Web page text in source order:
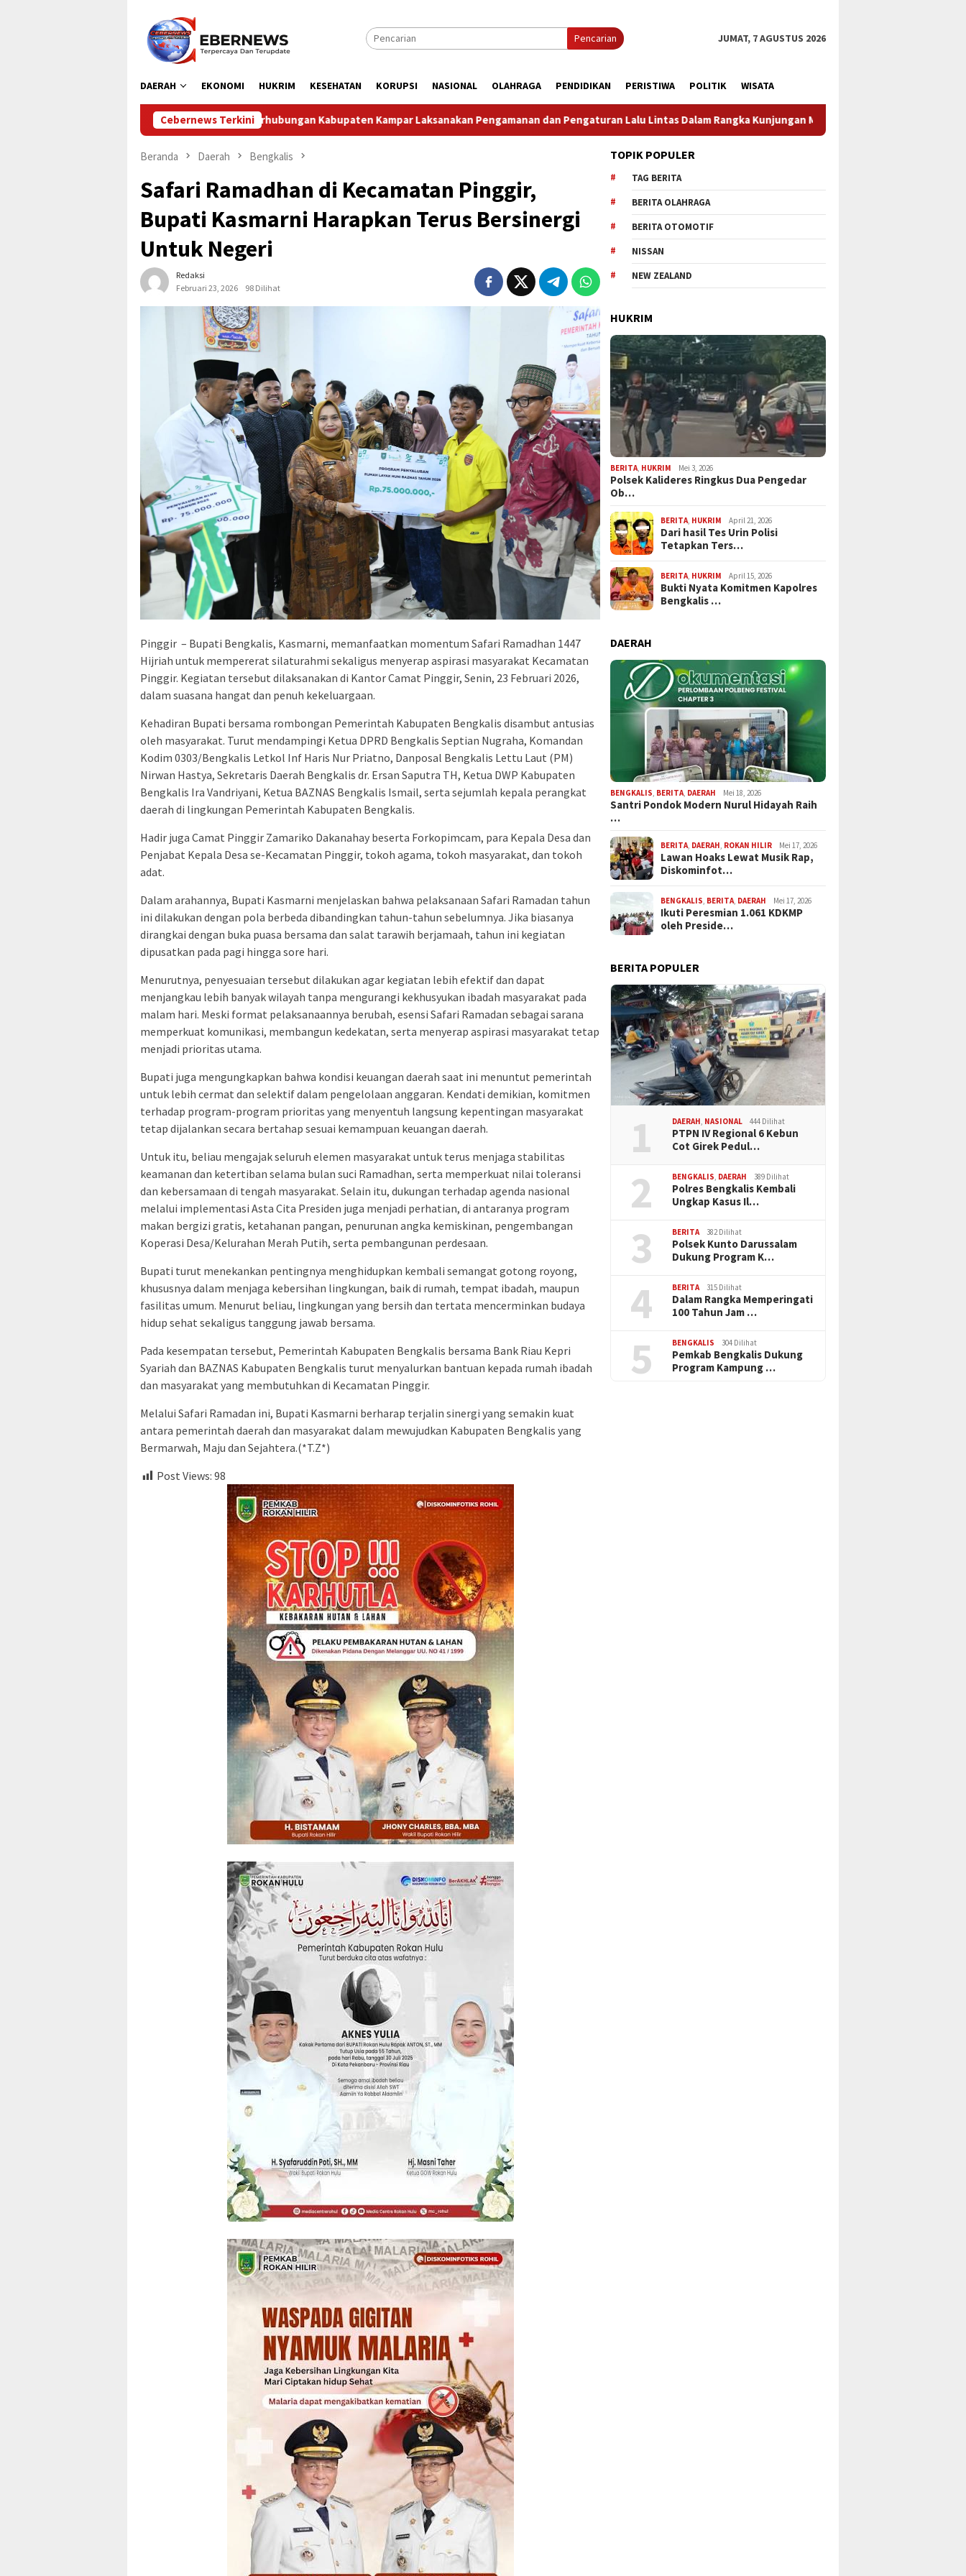
konten
Pencarian JUMAT, 7 AGUSTUS 2026
DAERAH EKONOMI HUKRIM KESEHATAN KORUPSI NASIONAL OLAHRAGA PENDIDIKAN PERISTIWA POLITIK WISATA
Cebernews Terkini
Dinas Perhubungan Kabupaten Kampar Laksanakan Pengamanan dan Pengaturan Lalu Lintas Dalam Rangka Kunjungan Menteri Pertahanan RI
Beranda Daerah Bengkalis
Safari Ramadhan di Kecamatan Pinggir,
Bupati Kasmarni Harapkan Terus Bersinergi
Untuk Negeri
Redaksi
Februari 23, 2026
98 Dilihat
Pinggir – Bupati Bengkalis, Kasmarni, memanfaatkan momentum Safari Ramadhan 1447
Hijriah untuk mempererat silaturahmi sekaligus menyerap aspirasi masyarakat Kecamatan
Pinggir. Kegiatan tersebut dilaksanakan di Kantor Camat Pinggir, Senin, 23 Februari 2026,
dalam suasana hangat dan penuh kekeluargaan.
Kehadiran Bupati bersama rombongan Pemerintah Kabupaten Bengkalis disambut antusias
oleh masyarakat. Turut mendampingi Ketua DPRD Bengkalis Septian Nugraha, Komandan
Kodim 0303/Bengkalis Letkol Inf Haris Nur Priatno, Danposal Bengkalis Lettu Laut (PM)
Nirwan Hastya, Sekretaris Daerah Bengkalis dr. Ersan Saputra TH, Ketua DWP Kabupaten
Bengkalis Ira Vandriyani, Ketua BAZNAS Bengkalis Ismail, serta sejumlah kepala perangkat
daerah di lingkungan Pemerintah Kabupaten Bengkalis.
Hadir juga Camat Pinggir Zamariko Dakanahay beserta Forkopimcam, para Kepala Desa dan
Penjabat Kepala Desa se-Kecamatan Pinggir, tokoh agama, tokoh masyarakat, dan tokoh
adat.
Dalam arahannya, Bupati Kasmarni menjelaskan bahwa pelaksanaan Safari Ramadan tahun
ini dilakukan dengan pola berbeda dibandingkan tahun-tahun sebelumnya. Jika biasanya
dirangkai dengan buka puasa bersama dan salat tarawih berjamaah, tahun ini kegiatan
dipusatkan pada pagi hingga sore hari.
Menurutnya, penyesuaian tersebut dilakukan agar kegiatan lebih efektif dan dapat
menjangkau lebih banyak wilayah tanpa mengurangi kekhusyukan ibadah masyarakat pada
malam hari. Meski format pelaksanaannya berubah, esensi Safari Ramadan sebagai sarana
memperkuat komunikasi, membangun kedekatan, serta menyerap aspirasi masyarakat tetap
menjadi prioritas utama.
Bupati juga mengungkapkan bahwa kondisi keuangan daerah saat ini menuntut pemerintah
untuk lebih cermat dan selektif dalam pengelolaan anggaran. Kendati demikian, komitmen
terhadap program-program prioritas yang menyentuh langsung kepentingan masyarakat
tetap dijalankan secara bertahap sesuai kemampuan keuangan daerah.
Untuk itu, beliau mengajak seluruh elemen masyarakat untuk terus menjaga stabilitas
keamanan dan ketertiban selama bulan suci Ramadhan, serta memperkuat nilai toleransi
dan kebersamaan di tengah masyarakat. Selain itu, dukungan terhadap agenda nasional
melalui implementasi Asta Cita Presiden juga menjadi perhatian, di antaranya program
makan bergizi gratis, ketahanan pangan, penurunan angka kemiskinan, pengembangan
Koperasi Desa/Kelurahan Merah Putih, serta pembangunan perdesaan.
Bupati turut menekankan pentingnya menghidupkan kembali semangat gotong royong,
khususnya dalam menjaga kebersihan lingkungan, baik di rumah, tempat ibadah, maupun
fasilitas umum. Menurut beliau, lingkungan yang bersih dan tertata mencerminkan budaya
hidup sehat sekaligus tanggung jawab bersama.
Pada kesempatan tersebut, Pemerintah Kabupaten Bengkalis bersama Bank Riau Kepri
Syariah dan BAZNAS Kabupaten Bengkalis turut menyalurkan bantuan kepada rumah ibadah
dan masyarakat yang membutuhkan di Kecamatan Pinggir.
Melalui Safari Ramadan ini, Bupati Kasmarni berharap terjalin sinergi yang semakin kuat
antara pemerintah daerah dan masyarakat dalam mewujudkan Kabupaten Bengkalis yang
Bermarwah, Maju dan Sejahtera.(*T.Z*)
Post Views: 98
TOPIK POPULER
TAG BERITA
BERITA OLAHRAGA
BERITA OTOMOTIF
NISSAN
NEW ZEALAND
HUKRIM
BERITA HUKRIM Mei 3, 2026
Polsek Kalideres Ringkus Dua Pengedar
Ob…
BERITA HUKRIM April 21, 2026
Dari hasil Tes Urin Polisi
Tetapkan Ters…
BERITA HUKRIM April 15, 2026
Bukti Nyata Komitmen Kapolres
Bengkalis …
DAERAH
BENGKALIS BERITA DAERAH Mei 18, 2026
Santri Pondok Modern Nurul Hidayah Raih
…
BERITA DAERAH ROKAN HILIR Mei 17, 2026
Lawan Hoaks Lewat Musik Rap,
Diskominfot…
BENGKALIS BERITA DAERAH Mei 17, 2026
Ikuti Peresmian 1.061 KDKMP
oleh Preside…
BERITA POPULER
1 DAERAH, NASIONAL 444 Dilihat
PTPN IV Regional 6 Kebun
Cot Girek Pedul…
2 BENGKALIS, DAERAH 389 Dilihat
Polres Bengkalis Kembali
Ungkap Kasus Il…
3 BERITA 382 Dilihat
Polsek Kunto Darussalam
Dukung Program K…
4 BERITA 315 Dilihat
Dalam Rangka Memperingati
100 Tahun Jam …
5 BENGKALIS 304 Dilihat
Pemkab Bengkalis Dukung
Program Kampung …